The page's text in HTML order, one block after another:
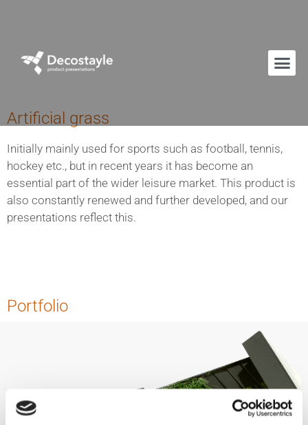
Artificial grass
Initially mainly used for sports such as football, tennis,
hockey etc., but in recent years it has become an
essential part of the wider leisure market. This product is
also constantly renewed and further developed, and our
presentations reflect this.
Portfolio